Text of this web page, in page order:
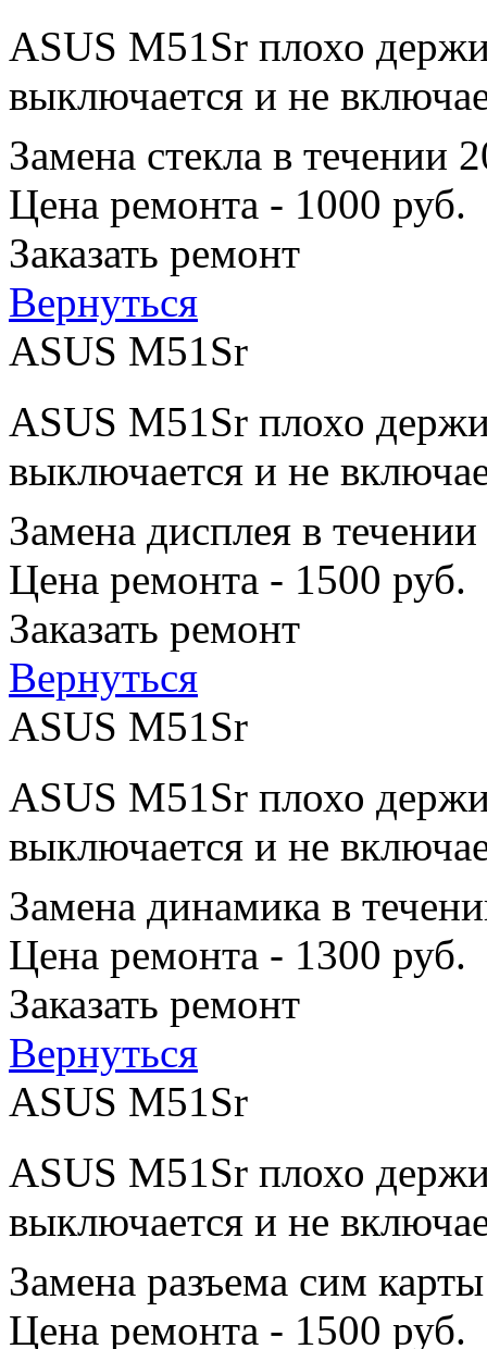
ASUS M51Sr плохо
выключается и не
Замена стекла в течении
Цена ремонта - 1000 руб.
Заказать ремонт
Вернуться
ASUS M51Sr
ASUS M51Sr плохо
выключается и не
Замена дисплея в
Цена ремонта - 1500 руб.
Заказать ремонт
Вернуться
ASUS M51Sr
ASUS M51Sr плохо
выключается и не
Замена динамика в
Цена ремонта - 1300 руб.
Заказать ремонт
Вернуться
ASUS M51Sr
ASUS M51Sr плохо
выключается и не
Замена разъема сим
Цена ремонта - 1500 руб.